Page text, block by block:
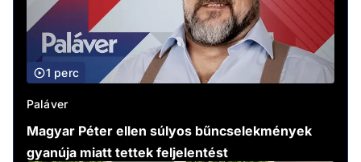
1 perc
Paláver
Magyar Péter ellen súlyos bűncselekmények
gyanúja miatt tettek feljelentést